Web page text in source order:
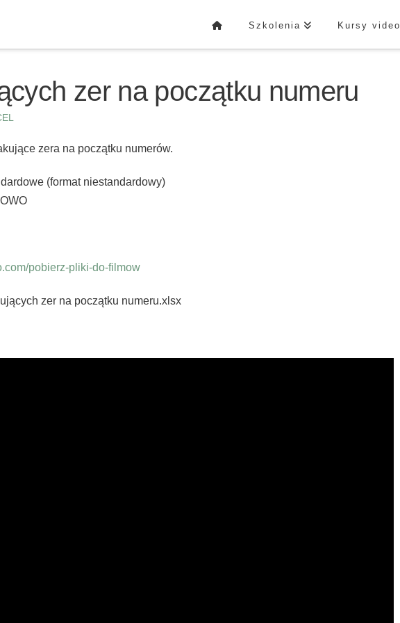
Szkolenia Kursy video
zer na początku numeru
zera na początku numerów.
(format niestandardowy)
pobierz-pliki-do-filmow
zer na początku numeru.xlsx